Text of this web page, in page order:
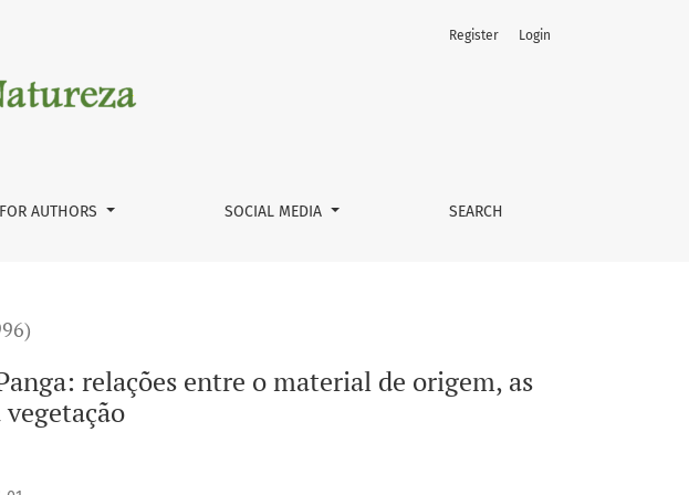
de origem, as formas de relevo e a vegetação
AUTHORS SOCIAL MEDIA SEARCH
Register Login
relações entre o material de origem, as